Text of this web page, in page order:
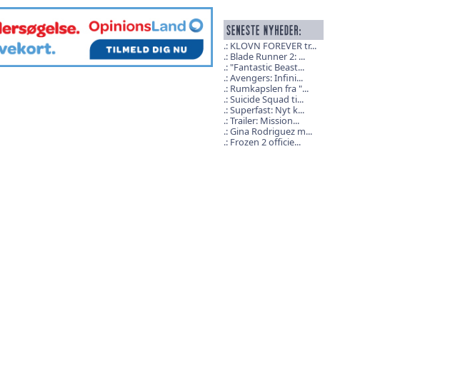
KLOVN FOREVER tr...
Blade Runner 2: ...
"Fantastic Beast...
Avengers: Infini...
Rumkapslen fra "...
Suicide Squad ti...
Superfast: Nyt k...
Trailer: Mission...
Gina Rodriguez m...
Frozen 2 officie...